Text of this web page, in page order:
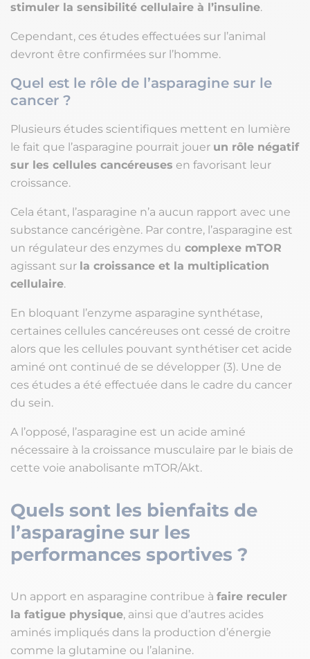
stimuler la sensibilité cellulaire à l’insuline.
Cependant, ces études effectuées sur l’animal
devront être confirmées sur l’homme.
Quel est le rôle de l’asparagine sur le
cancer ?
Plusieurs études scientifiques mettent en lumière
le fait que l’asparagine pourrait jouer un rôle négatif
sur les cellules cancéreuses en favorisant leur
croissance.
Cela étant, l’asparagine n’a aucun rapport avec une
substance cancérigène. Par contre, l’asparagine est
un régulateur des enzymes du complexe mTOR
agissant sur la croissance et la multiplication
cellulaire.
En bloquant l’enzyme asparagine synthétase,
certaines cellules cancéreuses ont cessé de croitre
alors que les cellules pouvant synthétiser cet acide
aminé ont continué de se développer (3). Une de
ces études a été effectuée dans le cadre du cancer
du sein.
A l’opposé, l’asparagine est un acide aminé
nécessaire à la croissance musculaire par le biais de
cette voie anabolisante mTOR/Akt.
Quels sont les bienfaits de
l’asparagine sur les
performances sportives ?
Un apport en asparagine contribue à faire reculer
la fatigue physique, ainsi que d’autres acides
aminés impliqués dans la production d’énergie
comme la glutamine ou l’alanine.